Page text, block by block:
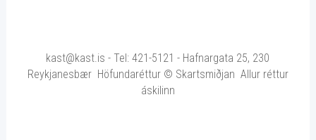
kast@kast.is - Tel: 421-5121 - Hafnargata 25, 230
Reykjanesbær Höfundaréttur © Skartsmiðjan Allur réttur
áskilinn